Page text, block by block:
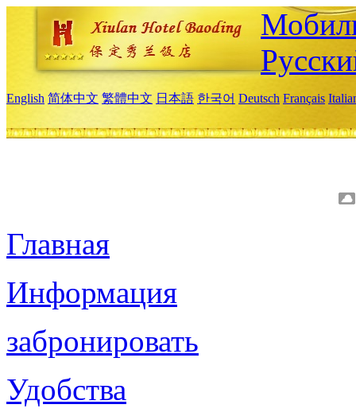
English 简体中文 繁體中文 日本語 한국어 Deutsch Français
Главная
Информация
забронировать
Удобства